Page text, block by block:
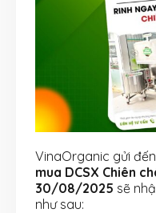
VinaOrganic gửi
mua DCSX Chiên
30/08/2025 sẽ
như sau: